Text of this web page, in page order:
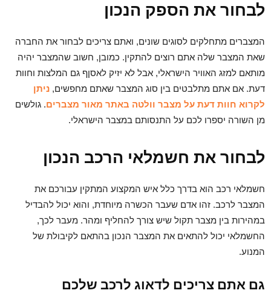
לבחור את הספק הנכון
המצברים מתחלקים לסוגים שונים, ואתם צריכים לבחור את החברה
שאת המצבר שלה אתם רוצים להתקין. כמובן, חשוב שהמצבר יהיה
מותאם למזג האוויר הישראלי, אבל לא יזיק לאסןף גם המלצות וחוות
דעת. אם אתם מתלבטים בין סוג המצבר שאתם מחפשים, ניתן
לקרוא חוות דעת על מצבר וולטה באתר מאור מצברים. גולשים
מן השורה יספרו לכם על התנסותם במצבר הישראלי.
לבחור את חשמלאי הרכב הנכון
חשמלאי רכב הוא בדרך כלל איש המקצוע המתקין עבורכם את
המצבר לרכב. זהו אדם שעבר הכשרה מיוחדת, והוא יכול להבדיל
במהירות בין מצבר תקול שיש צורך להחליף ומהר. מעבר לכך,
החשמלאי יכול להתאים את המצבר הנכון בהתאם לקיבולת של
המנוע.
גם אתם צריכים לדאוג לרכב שלכם